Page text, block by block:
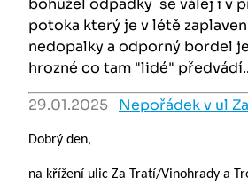
bohužel odpadky se válej i v
potoka který je v létě
nedopalky a odporný bordel
hrozné co tam "lidé" předvádí..
29.01.2025 Nepořádek v ul
Dobrý den,
na křížení ulic Za Tratí/Vinohrady a